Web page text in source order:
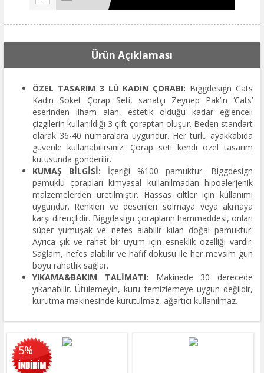
Ürün Açıklaması
ÖZEL TASARIM 3 LÜ KADIN ÇORABI: Biggdesign Cats
Kadın Soket Çorap Seti, sanatçı Zeynep Pak’ın ‘Cats’
eserinden ilham alan, estetik olduğu kadar eğlenceli
çizgilerin kullanıldığı 3 çift çoraptan oluşur. Beden standart
olarak 36-40 numaralara uygundur. Her türlü ayakkabıda
güvenle kullanabilirsiniz. Çorap seti kendi özel tasarım
kutusunda gönderilir.
KUMAŞ BİLGİSİ: İçeriği %100 pamuktur. Biggdesign
pamuklu çorapları kimyasal kullanılmadan hipoalerjenik
malzemelerden üretilmiştir. Hassas ciltler için kullanımı
uygundur. Renkleri ve desenleri solmaya veya akmaya
karşı dirençlidir. Biggdesign çorapların hammaddesi, onları
süper yumuşak ve nefes alabilir kılan doğal pamuktur.
Ayrıca şık ve rahat bir uyum için esneklik özelliği vardır.
Sağlam, nefes alabilir ve hafif dokusu ile her mevsim gün
boyu rahatlık sağlar.
YIKAMA&BAKIM TALİMATI: Makinede 30 derecede
yıkanabilir. Ütülemeyin, kuru temizlemeye uygun değildir,
kurutma makinesinde kurutulmaz, ağartıcı kullanılmaz.
5%